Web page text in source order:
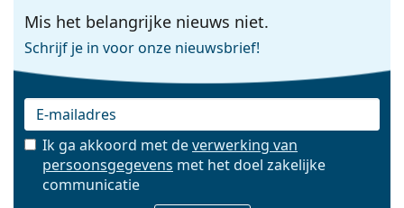
Mis het belangrijke nieuws niet.
Schrijf je in voor onze nieuwsbrief!
E-mail
Ik ga akkoord met deverwerking van
persoonsgegevens met het doel zakelijke
communicatie